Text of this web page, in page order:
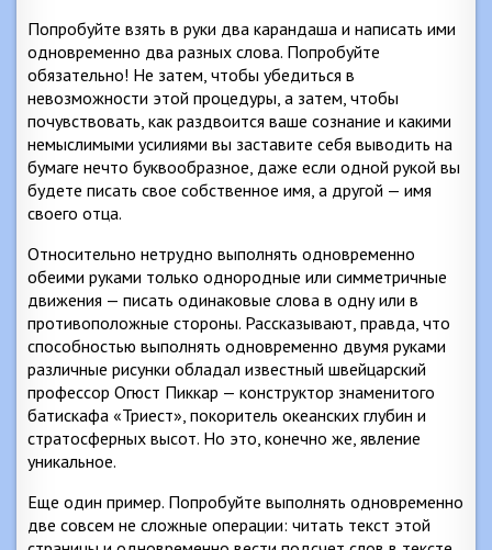
Попробуйте взять в руки два карандаша и написать ими
одновременно два разных слова. Попробуйте
обязательно! Не затем, чтобы убедиться в
невозможности этой процедуры, а затем, чтобы
почувствовать, как раздвоится ваше сознание и какими
немыслимыми усилиями вы заставите себя выводить на
бумаге нечто буквообразное, даже если одной рукой вы
будете писать свое собственное имя, а другой — имя
своего отца.
Относительно нетрудно выполнять одновременно
обеими руками только однородные или симметричные
движения — писать одинаковые слова в одну или в
противоположные стороны. Рассказывают, правда, что
способностью выполнять одновременно двумя руками
различные рисунки обладал известный швейцарский
профессор Огюст Пиккар — конструктор знаменитого
батискафа «Триест», покоритель океанских глубин и
стратосферных высот. Но это, конечно же, явление
уникальное.
Еще один пример. Попробуйте выполнять одновременно
две совсем не сложные операции: читать текст этой